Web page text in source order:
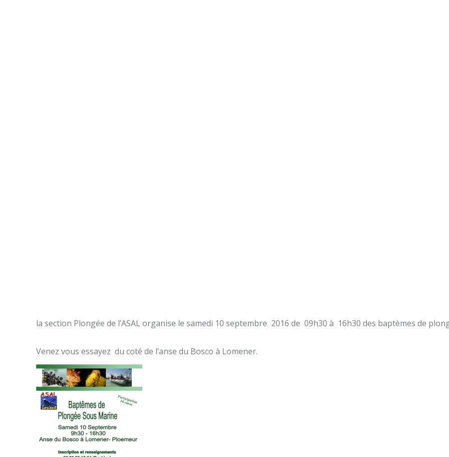
la section Plongée de l’ASAL organise le samedi 10 septembre 2016 de 09h30 à 16h30 des baptèmes de
Venez vous essayez du coté de l’anse du Bosco à Lomener.